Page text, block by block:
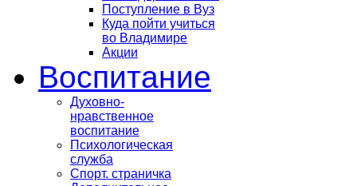
Поступление в Вуз
Куда пойти учиться
во Владимире
Акции
Воспитание
Духовно-
нравственное
воспитание
Психологическая
служба
Спорт. страничка